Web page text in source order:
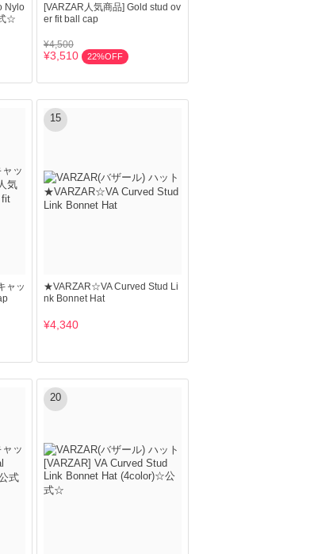
Nylo
☆
[VARZAR人気商品] Gold stud ov
er fit ball cap
¥4,500
¥3,510 22%OFF
ャッ
15
★VARZAR☆VA Curved Stud Li
nk Bonnet Hat
¥4,340
20